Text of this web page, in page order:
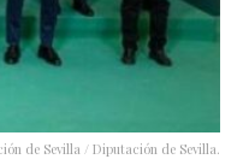
de Sevilla / Diputación de Sevilla.